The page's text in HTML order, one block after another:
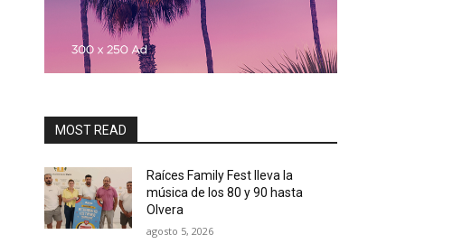
MOST READ
Raíces Family Fest lleva la
música de los 80 y 90 hasta
Olvera
agosto 5, 2026